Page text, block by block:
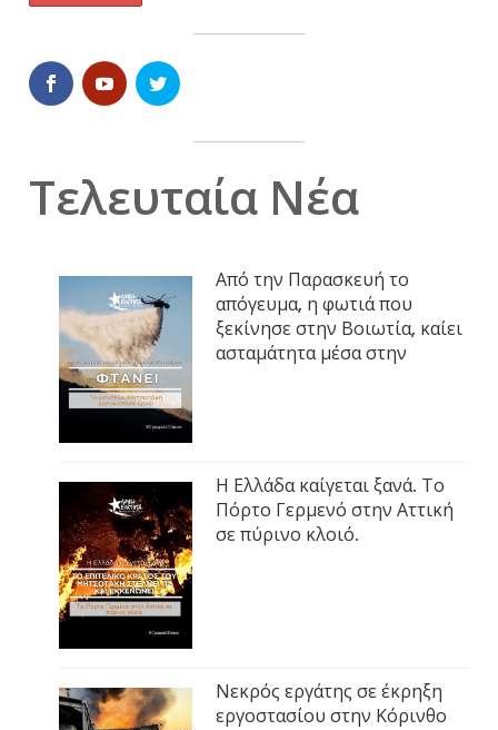
Τελευταία Νέα
Από την Παρασκευή το
απόγευμα, η φωτιά που
ξεκίνησε στην Βοιωτία, καίει
ασταμάτητα μέσα στην
Η Ελλάδα καίγεται ξανά. Το
Πόρτο Γερμενό στην Αττική
σε πύρινο κλοιό.
Νεκρός εργάτης σε έκρηξη
εργοστασίου στην Κόρινθο